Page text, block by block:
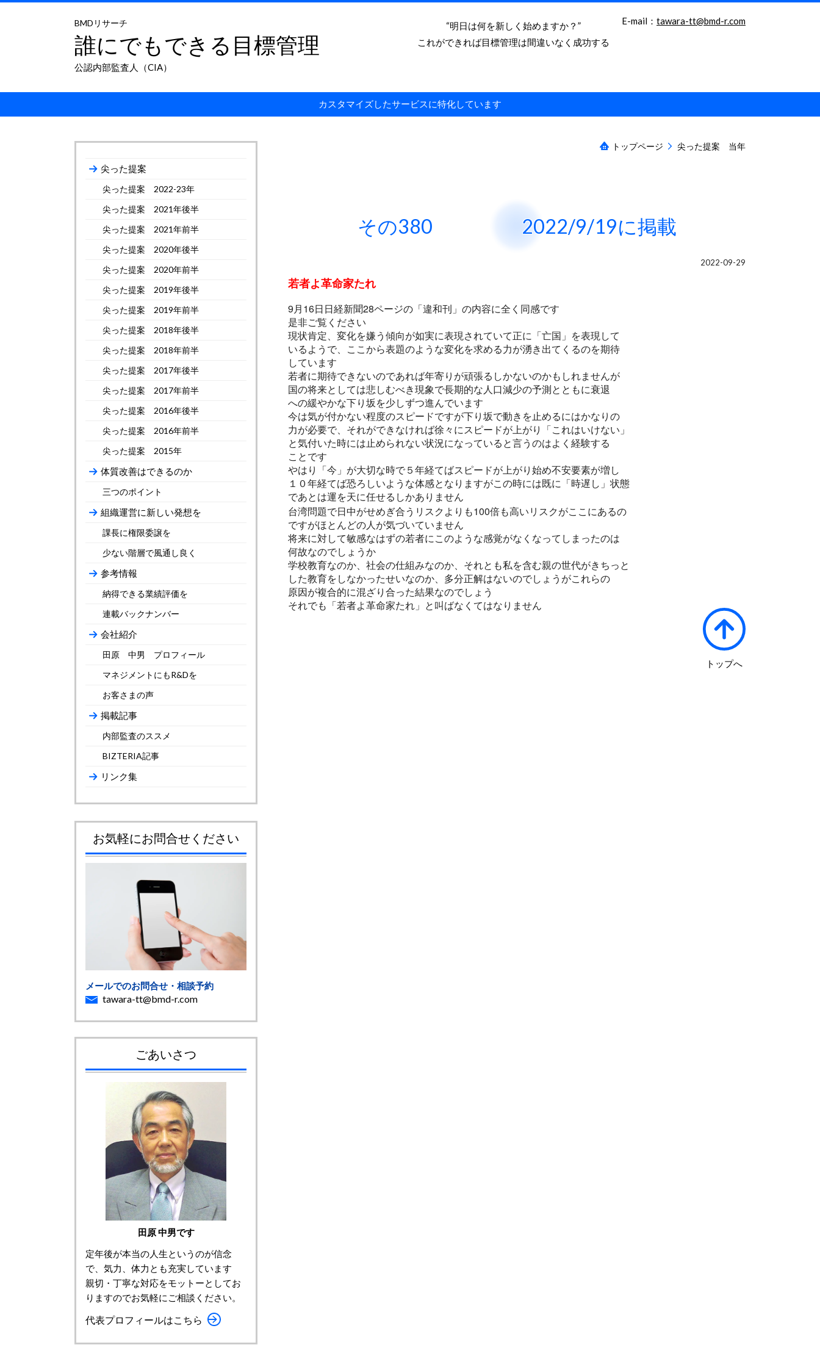
BMDリサーチ
誰にでもできる目標管理
公認内部監査人（CIA）
“明日は何を新しく始めますか？”
これができれば目標管理は間違いなく成功する
E-mail： tawara-tt@bmd-r.com
カスタマイズしたサービスに特化しています
トップページ 尖った提案 当年
その380 2022/9/19に掲載
2022-09-29
若者よ革命家たれ
9 月 16日日経新聞28ページの「違和刊」の内容に全く同感です
是非ご覧ください
現状肯定、変化を嫌う傾向が如実に表現されていて正に「亡国」を表現して
いるようで、ここから表題のような変化を求める力が湧き出てくるのを期待
しています
若者に期待できないのであれば年寄りが頑張るしかないのかもしれませんが
国の将来としては悲しむべき現象で長期的な人口減少の予測とともに衰退
への緩やかな下り坂を少しずつ進んでいます
今は気が付かない程度のスピードですが下り坂で動きを止めるにはかなりの
力が必要で、それができなければ徐々にスピードが上がり「これはいけない」
と気付いた時には止められない状況になっていると言うのはよく経験する
ことです
やはり「今」が大切な時で５年経てばスピードが上がり始め不安要素が増し
１０年経てば恐ろしいような体感となりますがこの時には既に「時遅し」状態
であとは運を天に任せるしかありません
台湾問題で日中がせめぎ合うリスクよりも100倍も高いリスクがここにあるの
ですがほとんどの人が気づいていません
将来に対して敏感なはずの若者にこのような感覚がなくなってしまったのは
何故なのでしょうか
学校教育なのか、社会の仕組みなのか、それとも私を含む親の世代がきちっと
した教育をしなかったせいなのか、多分正解はないのでしょうがこれらの
原因が複合的に混ざり合った結果なのでしょう
それでも「若者よ革命家たれ」と叫ばなくてはなりません
トップへ
尖った提案
尖った提案 2022-23年
尖った提案 2021年後半
尖った提案 2021年前半
尖った提案 2020年後半
尖った提案 2020年前半
尖った提案 2019年後半
尖った提案 2019年前半
尖った提案 2018年後半
尖った提案 2018年前半
尖った提案 2017年後半
尖った提案 2017年前半
尖った提案 2016年後半
尖った提案 2016年前半
尖った提案 2015年
体質改善はできるのか
三つのポイント
組織運営に新しい発想を
課長に権限委譲を
少ない階層で風通し良く
参考情報
納得できる業績評価を
連載バックナンバー
会社紹介
田原 中男 プロフィール
マネジメントにもR&Dを
お客さまの声
掲載記事
内部監査のススメ
BIZTERIA記事
リンク集
お気軽にお問合せください
メールでのお問合せ・相談予約
tawara-tt@bmd-r.com
ごあいさつ
田原 中男です
定年後が本当の人生というのが信念
で、気力、体力とも充実しています
親切・丁寧な対応をモットーとしてお
りますのでお気軽にご相談ください。
代表プロフィールはこちら